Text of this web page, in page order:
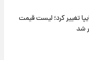
تغییر کرد؛ لیست قیمت